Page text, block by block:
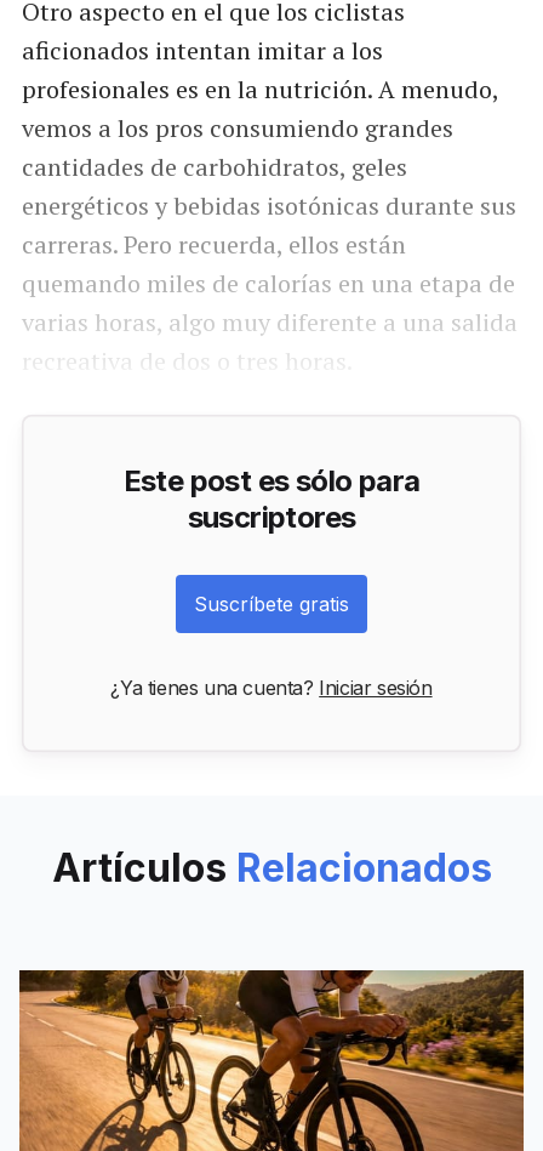
Otro aspecto en el que los ciclistas
aficionados intentan imitar a los
profesionales es en la nutrición. A menudo,
vemos a los pros consumiendo grandes
cantidades de carbohidratos, geles
energéticos y bebidas isotónicas durante sus
carreras. Pero recuerda, ellos están
quemando miles de calorías en una etapa de
varias horas, algo muy diferente a una salida
recreativa de dos o tres horas.
Este post es sólo para
suscriptores
Suscríbete gratis
¿Ya tienes una cuenta? Iniciar sesión
Artículos Relacionados